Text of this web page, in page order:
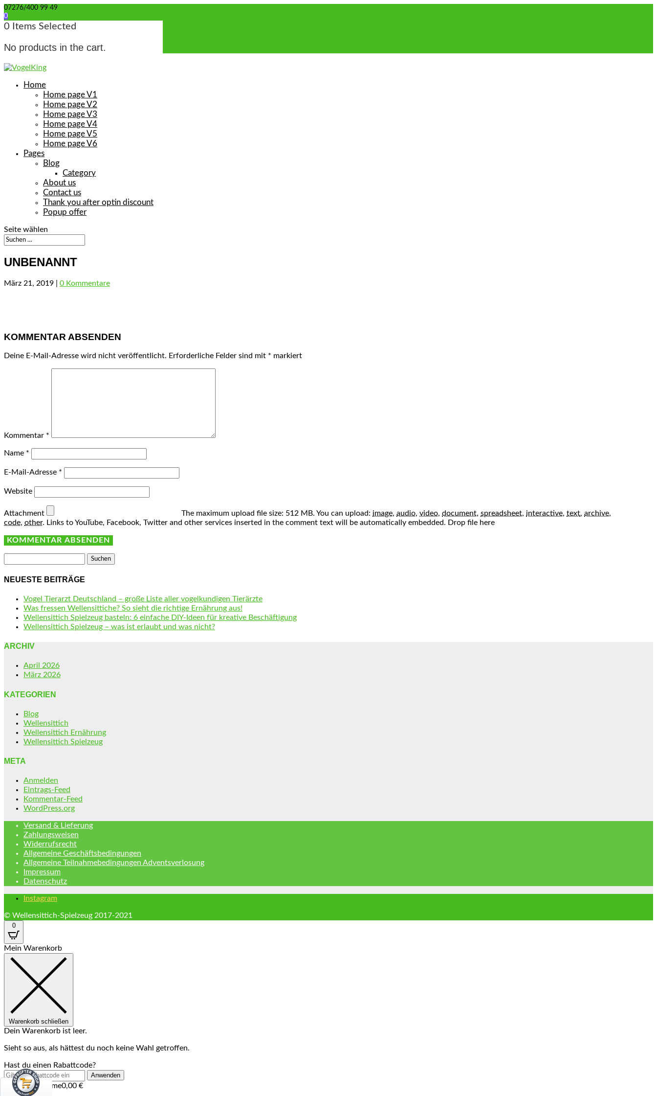
07276/400 99 49
0
0 Items Selected
No products in the cart.
Home
Home page V1
Home page V2
Home page V3
Home page V4
Home page V5
Home page V6
Pages
Blog
Category
About us
Contact us
Thank you after optin discount
Popup offer
Seite wählen
UNBENANNT
März 21, 2019 0 Kommentare
KOMMENTAR ABSENDEN
Deine E-Mail-Adresse wird nicht veröffentlicht. Erforderliche Felder sind mit * markiert
Kommentar *
Name *
E-Mail-Adresse *
Website
Attachment The maximum upload file size: 512 MB. You can upload: image, audio, video, document, spreadsheet, interactive, text, archive,
code, other. Links to YouTube, Facebook, Twitter and other services inserted in the comment text will be automatically embedded. Drop file here
nach:
NEUESTE BEITRÄGE
Vogel Tierarzt Deutschland – große Liste aller vogelkundigen Tierärzte
Was fressen Wellensittiche? So sieht die richtige Ernährung aus!
Wellensittich Spielzeug basteln: 6 einfache DIY-Ideen für kreative Beschäftigung
Wellensittich Spielzeug – was ist erlaubt und was nicht?
ARCHIV
April 2026
März 2026
KATEGORIEN
Blog
Wellensittich
Wellensittich Ernährung
Wellensittich Spielzeug
META
Anmelden
Eintrags-Feed
Kommentar-Feed
WordPress.org
Versand & Lieferung
Zahlungsweisen
Widerrufsrecht
Allgemeine Geschäftsbedingungen
Allgemeine Teilnahmebedingungen Adventsverlosung
Impressum
Datenschutz
Instagram
© Wellensittich-Spielzeug 2017-2021
0
Mein Warenkorb
Warenkorb schließen
Dein Warenkorb ist leer.
Sieht so aus, als hättest du noch keine Wahl getroffen.
Hast du einen Rabattcode?
Anwenden
Zwischensumme0,00 €